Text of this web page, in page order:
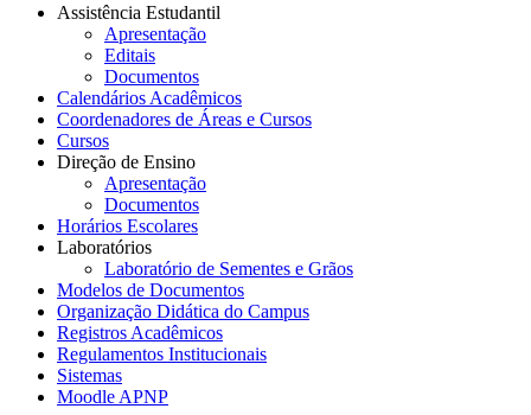
Assistência Estudantil
Apresentação
Editais
Documentos
Calendários Acadêmicos
Coordenadores de Áreas e Cursos
Cursos
Direção de Ensino
Apresentação
Documentos
Horários Escolares
Laboratórios
Laboratório de Sementes e Grãos
Modelos de Documentos
Organização Didática do Campus
Registros Acadêmicos
Regulamentos Institucionais
Sistemas
Moodle APNP